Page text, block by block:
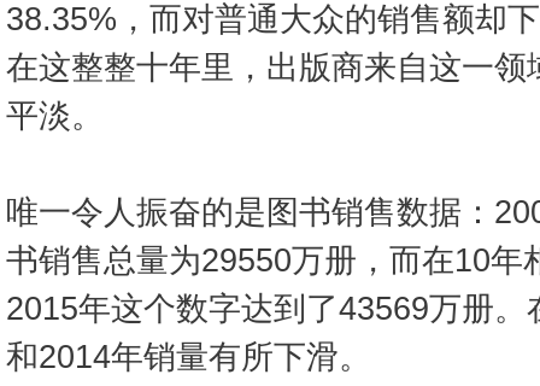
38.35%，而对普通大众的销售额却
在这整整十年里，出版商来自这一
平淡。
唯一令人振奋的是图书销售数据：
书销售总量为29550万册，而在10年
2015年这个数字达到了43569万册
和2014年销量有所下滑。